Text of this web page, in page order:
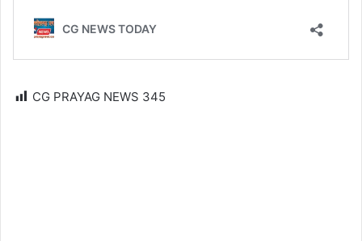
CG PRAYAG NEWS 345